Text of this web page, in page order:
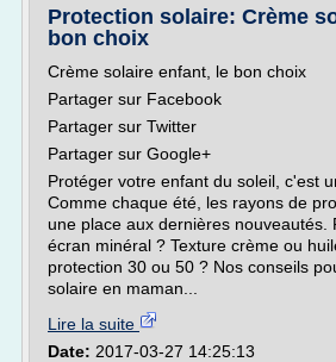
Protection solaire: Crème
bon choix
Crème solaire enfant, le bon choix
Partager sur Facebook
Partager sur Twitter
Partager sur Google+
Protéger votre enfant du soleil, c'est
Comme chaque été, les rayons de
une place aux dernières nouveautés.
écran minéral ? Texture crème ou
protection 30 ou 50 ? Nos conseils
solaire en maman...
Lire la suite
Date: 2017-03-27 14:25:13